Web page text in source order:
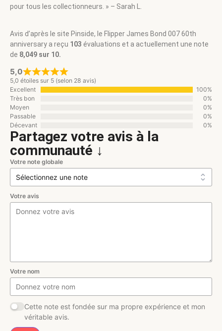
pour tous les collectionneurs. » – Sarah L.
Avis d’après le site Pinside, le Flipper James Bond 007 60th
anniversary a reçu 103 évaluations et a actuellement une note
de 8,049 sur 10.
5,0
5,0 étoiles sur 5 (selon 28 avis)
Excellent
100%
Très bon
0%
Moyen
0%
Passable
0%
Décevant
0%
Partagez votre avis à la
communauté ↓
Votre note globale
Votre avis
Votre nom
Cette note est fondée sur ma propre expérience et mon
véritable avis.